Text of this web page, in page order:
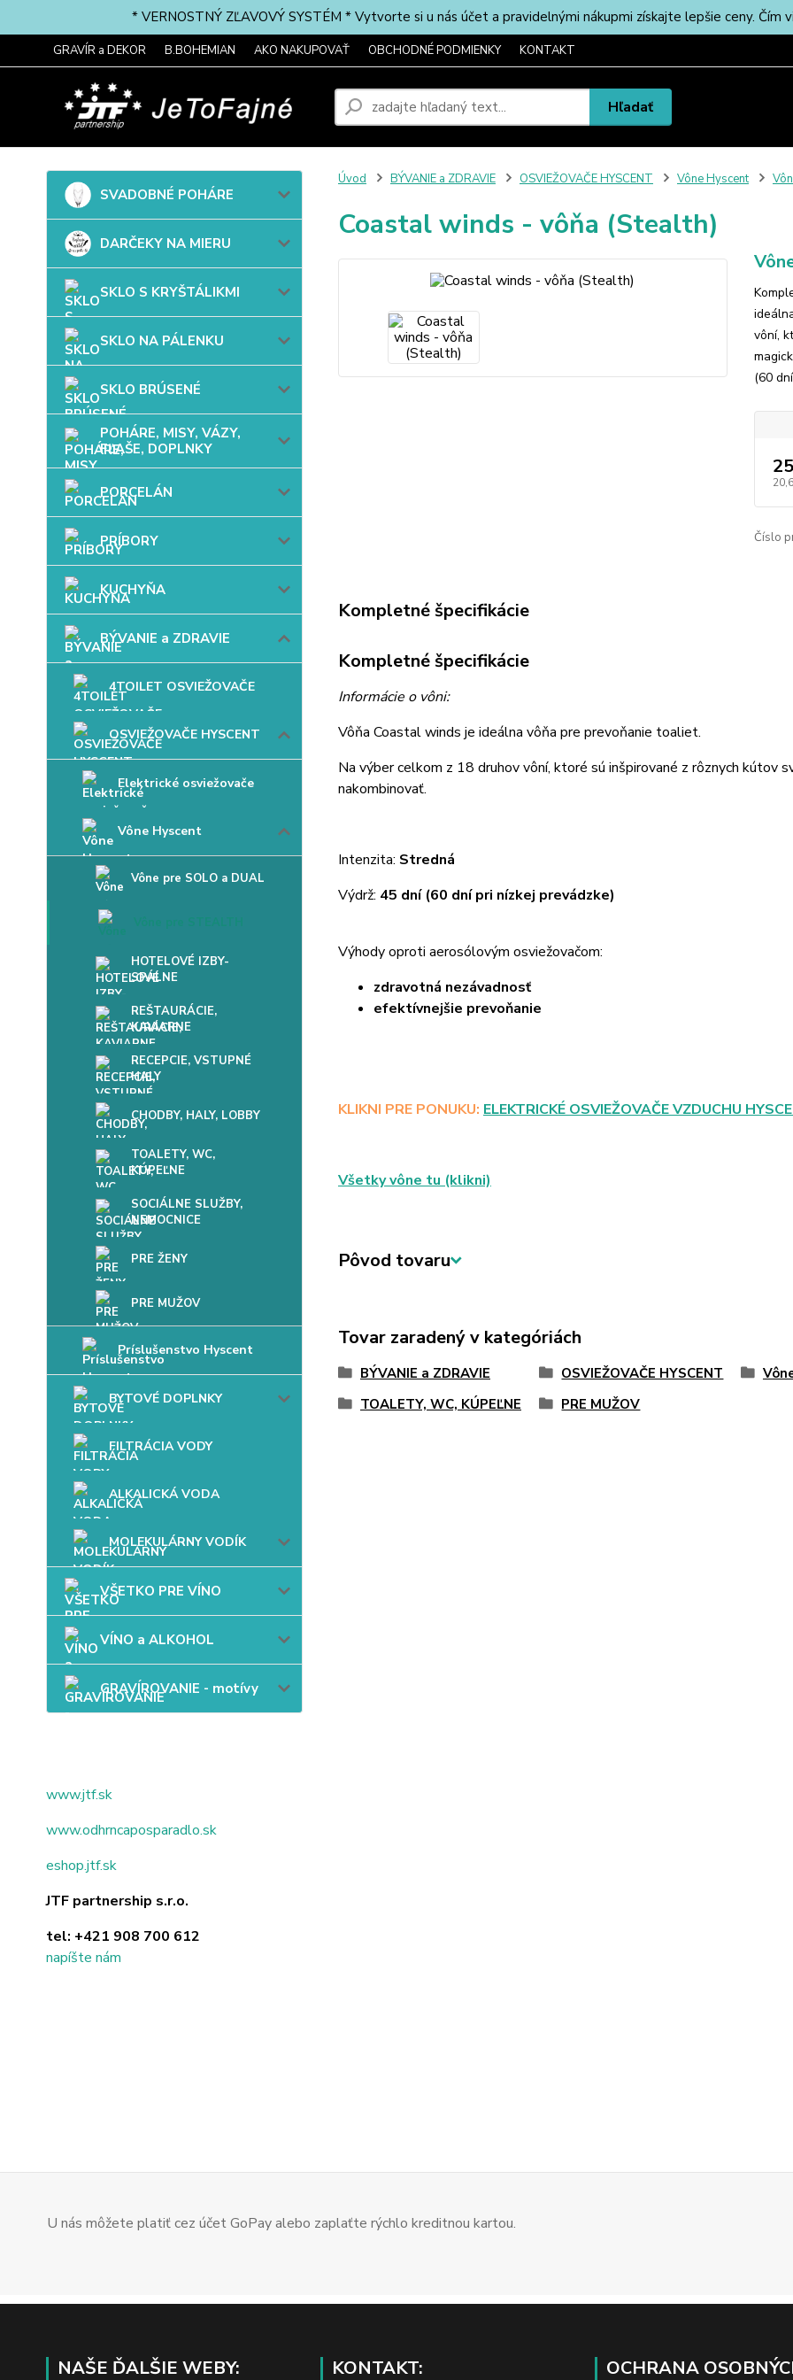
* VERNOSTNÝ ZĽAVOVÝ SYSTÉM * Vytvorte si u nás účet a pravidelnými nákupmi získajte lepšie ceny. Čím
GRAVÍR a DEKOR B.BOHEMIAN AKO NAKUPOVAŤ OBCHODNÉ PODMIENKY KONTAKT
Hľadať
SVADOBNÉ POHÁRE
DARČEKY NA MIERU
SKLO S KRYŠTÁLIKMI
SKLO NA PÁLENKU
SKLO BRÚSENÉ
POHÁRE, MISY, VÁZY,
FĽAŠE, DOPLNKY
PORCELÁN
PRÍBORY
KUCHYŇA
BÝVANIE a ZDRAVIE
4TOILET OSVIEŽOVAČE
OSVIEŽOVAČE HYSCENT
Elektrické osviežovače
Vône Hyscent
Vône pre SOLO a DUAL
HOTELOVÉ IZBY-
SPÁLNE
REŠTAURÁCIE,
KAVIARNE
RECEPCIE, VSTUPNÉ
HALY
CHODBY, HALY, LOBBY
TOALETY, WC,
KÚPEĽNE
SOCIÁLNE SLUŽBY,
NEMOCNICE
PRE ŽENY
PRE MUŽOV
Príslušenstvo Hyscent
BYTOVÉ DOPLNKY
FILTRÁCIA VODY
ALKALICKÁ VODA
MOLEKULÁRNY VODÍK
VŠETKO PRE VÍNO
VÍNO a ALKOHOL
GRAVÍROVANIE - motívy
www.jtf.sk
www.odhrncaposparadlo.sk
eshop.jtf.sk
JTF partnership s.r.o.
tel: +421 908 700 612
napíšte nám
Úvod BÝVANIE a ZDRAVIE OSVIEŽOVAČE HYSCENT Vône Hyscent
Coastal winds - vôňa (Stealth)
vôní,
(60
Číslo
Kompletné špecifikácie
Kompletné špecifikácie
Informácie o vôni:
Vôňa Coastal winds je ideálna vôňa pre prevoňanie toaliet.
Na výber celkom z 18 druhov vôní, ktoré sú inšpirované z rôznych kútov
nakombinovať.
Intenzita: Stredná
Výdrž: 45 dní (60 dní pri nízkej prevádzke)
Výhody oproti aerosólovým osviežovačom:
zdravotná nezávadnosť
efektívnejšie prevoňanie
KLIKNI PRE PONUKU: ELEKTRICKÉ OSVIEŽOVAČE VZDUCHU
Všetky vône tu (klikni)
Pôvod tovaru
Tovar zaradený v kategóriách
BÝVANIE a ZDRAVIE OSVIEŽOVAČE HYSCENT
TOALETY, WC, KÚPEĽNE
PRE MUŽOV
U nás môžete platiť cez účet GoPay alebo zaplaťte rýchlo kreditnou kartou.
NAŠE ĎALŠIE WEBY: KONTAKT:
OCHRANA